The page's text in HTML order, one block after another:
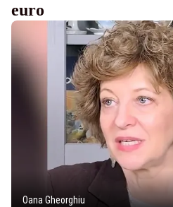
euro
Oana Gheorghiu